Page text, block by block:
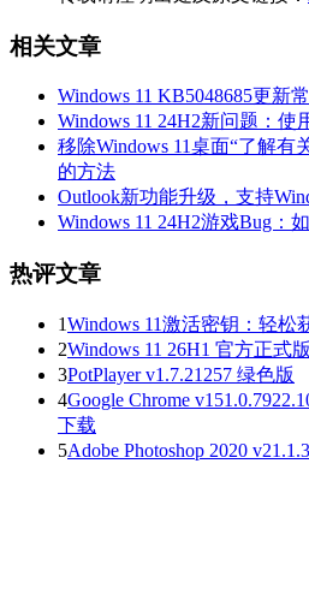
相关文章
Windows 11 KB5048685更新
Windows 11 24H2新问题：
移除Windows 11桌面“了解有
的方法
Outlook新功能升级，支持
Windows 11 24H2游戏Bug：
热评文章
1Windows 11激活密钥：轻松
2Windows 11 26H1 官方正式
3PotPlayer v1.7.21257 绿色版
4Google Chrome
下载
5Adobe Photoshop 2020